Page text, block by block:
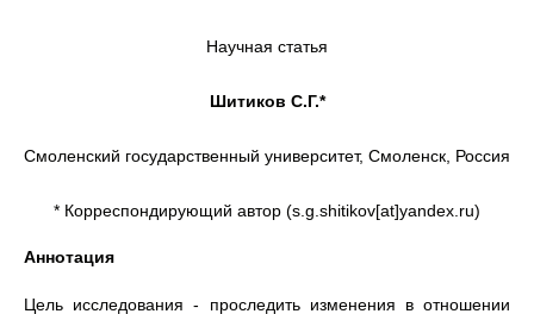
Научная статья
Шитиков С.Г.*
Смоленский государственный университет, Смоленск, Россия
* Корреспондирующий автор (s.g.shitikov[at]yandex.ru)
Аннотация
Цель исследования - проследить изменения в отношении